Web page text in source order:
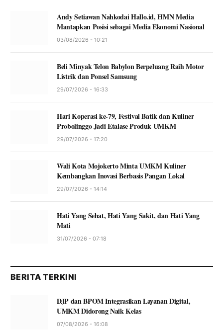
Andy Setiawan Nahkodai Hallo.id, HMN Media
Mantapkan Posisi sebagai Media Ekonomi Nasional
03/08/2026 - 10:21
Beli Minyak Telon Babylon Berpeluang Raih Motor
Listrik dan Ponsel Samsung
29/07/2026 - 16:33
Hari Koperasi ke-79, Festival Batik dan Kuliner
Probolinggo Jadi Etalase Produk UMKM
29/07/2026 - 17:20
Wali Kota Mojokerto Minta UMKM Kuliner
Kembangkan Inovasi Berbasis Pangan Lokal
29/07/2026 - 14:14
Hati Yang Sehat, Hati Yang Sakit, dan Hati Yang
Mati
31/07/2026 - 07:18
BERITA TERKINI
DJP dan BPOM Integrasikan Layanan Digital,
UMKM Didorong Naik Kelas
07/08/2026 - 16:08